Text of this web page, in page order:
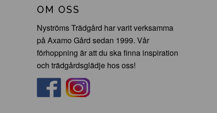
OM OSS
Nyströms Trädgård har varit verksamma
på Axamo Gård sedan 1999. Vår
förhoppning är att du ska finna inspiration
och trädgårdsglädje hos oss!